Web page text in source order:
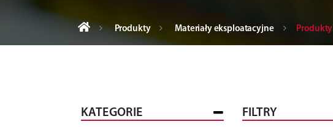
Produkty Materiały eksploatacyjne Produkty
KATEGORIE FILTRY